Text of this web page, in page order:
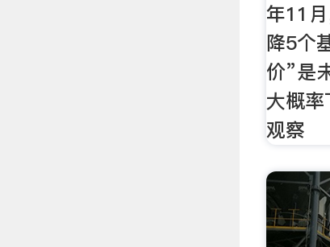
年11
降5个
价”是
大概
观察